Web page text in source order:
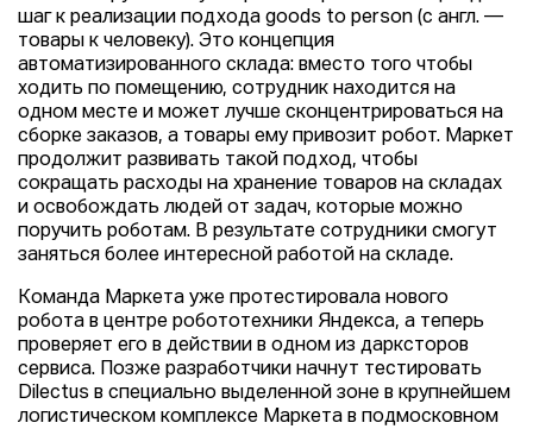
шаг к реализации подхода goods to person (с англ. —
товары к человеку). Это концепция
автоматизированного склада: вместо того чтобы
ходить по помещению, сотрудник находится на
одном месте и может лучше сконцентрироваться на
сборке заказов, а товары ему привозит робот. Маркет
продолжит развивать такой подход, чтобы
сокращать расходы на хранение товаров на складах
и освобождать людей от задач, которые можно
поручить роботам. В результате сотрудники смогут
заняться более интересной работой на складе.
Команда Маркета уже протестировала нового
робота в центре робототехники Яндекса, а теперь
проверяет его в действии в одном из дарксторов
сервиса. Позже разработчики начнут тестировать
Dilectus в специально выделенной зоне в крупнейшем
логистическом комплексе Маркета в подмосковном